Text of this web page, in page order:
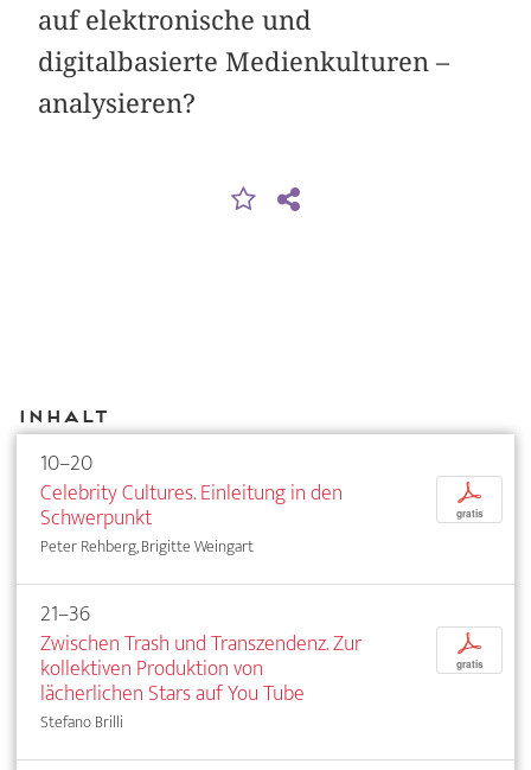
auf elektronische und
digitalbasierte Medienkulturen –
analysieren?
Inhalt
10–20
Celebrity Cultures. Einleitung in den
Schwerpunkt
Peter Rehberg, Brigitte Weingart
p
gratis
21–36
Zwischen Trash und Transzendenz. Zur
kollektiven Produktion von
lächerlichen Stars auf You Tube
Stefano Brilli
p
gratis